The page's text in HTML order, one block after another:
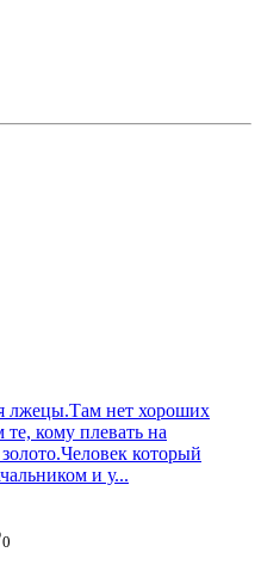
лжецы.Там нет хороших
кому плевать на
который
и у...
0